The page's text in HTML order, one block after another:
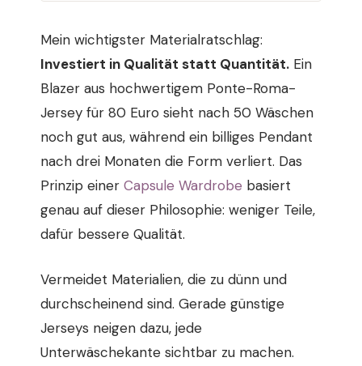
Mein wichtigster Materialratschlag:
Investiert in Qualität statt Quantität. Ein
Blazer aus hochwertigem Ponte-Roma-
Jersey für 80 Euro sieht nach 50 Wäschen
noch gut aus, während ein billiges Pendant
nach drei Monaten die Form verliert. Das
Prinzip einer Capsule Wardrobe basiert
genau auf dieser Philosophie: weniger Teile,
dafür bessere Qualität.
Vermeidet Materialien, die zu dünn und
durchscheinend sind. Gerade günstige
Jerseys neigen dazu, jede
Unterwäschekante sichtbar zu machen.